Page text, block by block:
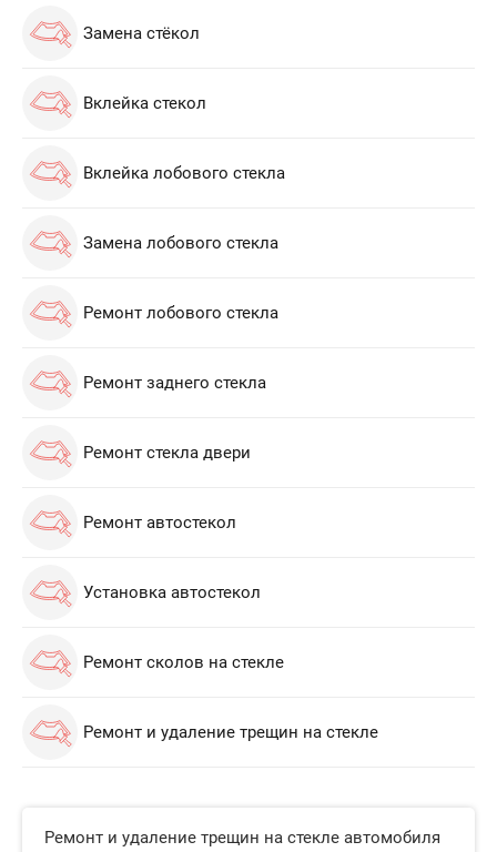
Замена стёкол
Вклейка стекол
Вклейка лобового стекла
Замена лобового стекла
Ремонт лобового стекла
Ремонт заднего стекла
Ремонт стекла двери
Ремонт автостекол
Установка автостекол
Ремонт сколов на стекле
Ремонт и удаление трещин на стекле
Ремонт и удаление трещин на стекле автомобиля